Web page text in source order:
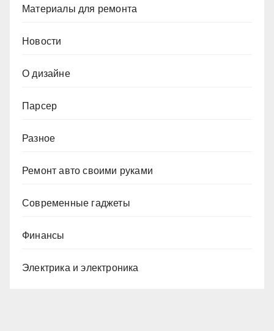
Материалы для ремонта
Новости
О дизайне
Парсер
Разное
Ремонт авто своими руками
Современные гаджеты
Финансы
Электрика и электроника